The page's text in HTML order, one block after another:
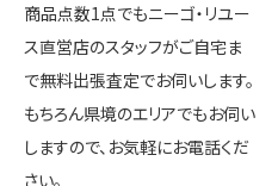
商品点数1点でもニーゴ・リユー
ス直営店のスタッフがご自宅ま
で無料出張査定でお伺いします。
もちろん県境のエリアでもお伺い
しますので、お気軽にお電話くだ
さい。